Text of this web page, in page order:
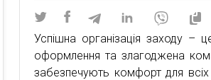
Успішна організація заходу –
оформлення та злагоджена
забезпечують комфорт для